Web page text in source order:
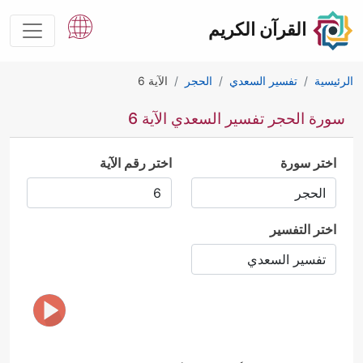
القرآن الكريم
الرئيسية تفسير السعدي الحجر الآية 6
سورة الحجر تفسير السعدي الآية 6
اختر سورة اختر رقم الآية
اختر التفسير